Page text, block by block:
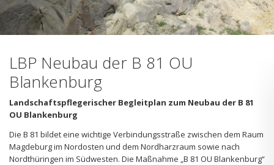
LBP Neubau der B 81 OU
Blankenburg
Landschaftspflegerischer Begleitplan zum Neubau der B 81
OU Blankenburg
Die B 81 bildet eine wichtige Verbindungsstraße zwischen dem Raum
Magdeburg im Nordosten und dem Nordharzraum sowie nach
Nordthüringen im Südwesten. Die Maßnahme „B 81 OU Blankenburg“